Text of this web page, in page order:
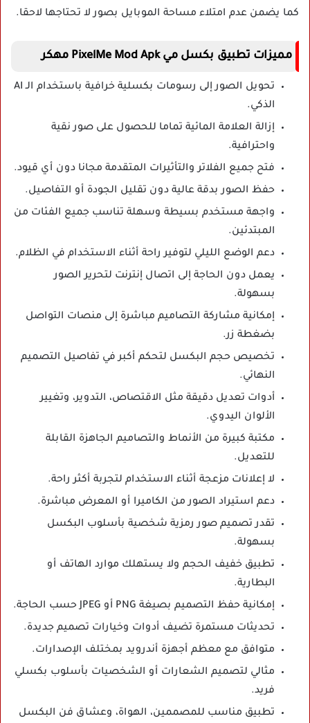
كما يضمن عدم امتلاء مساحة الموبايل بصور لا تحتاجها لاحقا.
مميزات تطبيق بكسل مي PixelMe Mod Apk مهكر
تحويل الصور إلى رسومات بكسلية خرافية باستخدام الـ AI
الذكي.
إزالة العلامة المائية تماما للحصول على صور نقية
واحترافية.
فتح جميع الفلاتر والتأثيرات المتقدمة مجانا دون أي قيود.
حفظ الصور بدقة عالية دون تقليل الجودة أو التفاصيل.
واجهة مستخدم بسيطة وسهلة تناسب جميع الفئات من
المبتدئين.
دعم الوضع الليلي لتوفير راحة أثناء الاستخدام في الظلام.
يعمل دون الحاجة إلى اتصال إنترنت لتحرير الصور
بسهولة.
إمكانية مشاركة التصاميم مباشرة إلى منصات التواصل
بضغطة زر.
تخصيص حجم البكسل لتحكم أكبر في تفاصيل التصميم
النهائي.
أدوات تعديل دقيقة مثل الاقتصاص، التدوير، وتغيير
الألوان اليدوي.
مكتبة كبيرة من الأنماط والتصاميم الجاهزة القابلة
للتعديل.
لا إعلانات مزعجة أثناء الاستخدام لتجربة أكثر راحة.
دعم استيراد الصور من الكاميرا أو المعرض مباشرة.
تقدر تصميم صور رمزية شخصية بأسلوب البكسل
بسهولة.
تطبيق خفيف الحجم ولا يستهلك موارد الهاتف أو
البطارية.
إمكانية حفظ التصميم بصيغة PNG أو JPEG حسب الحاجة.
تحديثات مستمرة تضيف أدوات وخيارات تصميم جديدة.
متوافق مع معظم أجهزة أندرويد بمختلف الإصدارات.
مثالي لتصميم الشعارات أو الشخصيات بأسلوب بكسلي
فريد.
تطبيق مناسب للمصممين، الهواة، وعشاق فن البكسل